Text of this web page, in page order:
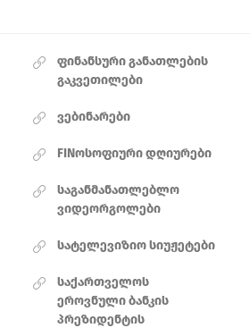
ფინანსური განათლების
გაკვეთილები
ვებინარები
FINოსოფიური დღიურები
საგანმანათლებლო
ვიდეორგოლები
სატელევიზიო სიუჟეტები
საქართველოს
ეროვნული ბანკის
პრეზიდენტის